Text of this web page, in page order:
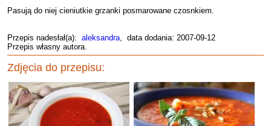
Pasują do niej cieniutkie grzanki posmarowane czosnkiem.
Przepis nadesłał(a): aleksandra, data dodania: 2007-09-12
Przepis własny autora.
Zdjęcia do przepisu: